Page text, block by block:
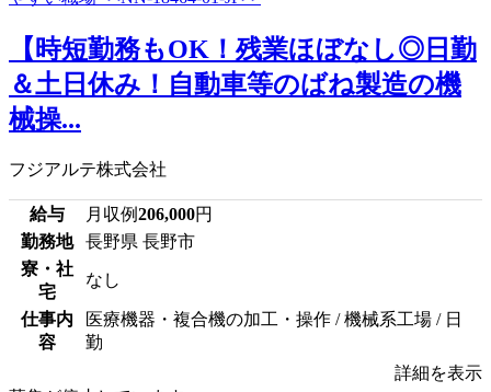
【時短勤務もOK！残業ほぼなし◎日勤
＆土日休み！自動車等のばね製造の機
械操...
フジアルテ株式会社
給与 月収例206,000円
勤務地
長野県 長野市
寮・社
宅
なし
仕事内
容
医療機器・複合機の加工・操作 / 機械系工場 / 日
勤
詳細を表示